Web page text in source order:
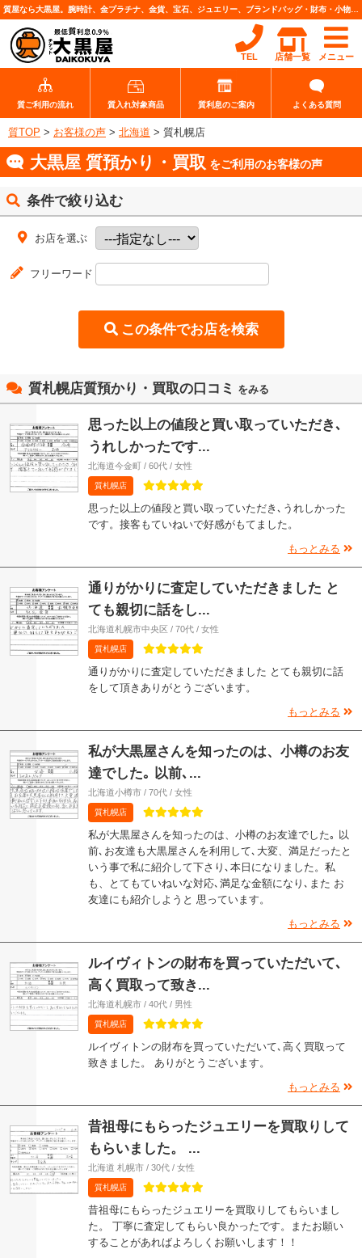
メニュー
店舗一覧
TEL
質ご利用の流れ 質入れ対象商品 質利息のご案内 よくある質問
質TOP > お客様の声 > 北海道 > 質札幌店
大黒屋 質預かり・買取 をご利用のお客様の声
条件で絞り込む
お店を選ぶ
フリーワード
質札幌店質預かり・買取の口コミ をみる
思った以上の値段と買い取っていただき､
うれしかったです...
北海道今金町 / 60代 / 女性
質札幌店
思った以上の値段と買い取っていただき､うれしかった
です。接客もていねいで好感がもてました。
もっとみる
通りがかりに査定していただきました と
ても親切に話をし...
北海道札幌市中央区 / 70代 / 女性
質札幌店
通りがかりに査定していただきました とても親切に話
をして頂きありがとうございます。
もっとみる
私が大黒屋さんを知ったのは、小樽のお友
達でした｡ 以前､...
北海道小樽市 / 70代 / 女性
質札幌店
私が大黒屋さんを知ったのは、小樽のお友達でした｡ 以
前､お友達も大黒屋さんを利用して､大変、満足だったと
いう事で私に紹介して下さり､本日になりました。私
も、とてもていねいな対応､満足な金額になり､また お
友達にも紹介しようと 思っています。
もっとみる
ルイヴィトンの財布を買っていただいて､
高く買取って致き...
北海道札幌市 / 40代 / 男性
質札幌店
ルイヴィトンの財布を買っていただいて､高く買取って
致きました。 ありがとうございます。
もっとみる
昔祖母にもらったジュエリーを買取りして
もらいました。 ...
北海道 札幌市 / 30代 / 女性
質札幌店
昔祖母にもらったジュエリーを買取りしてもらいまし
た。 丁寧に査定してもらい良かったです。またお願い
することがあればよろしくお願いします！！